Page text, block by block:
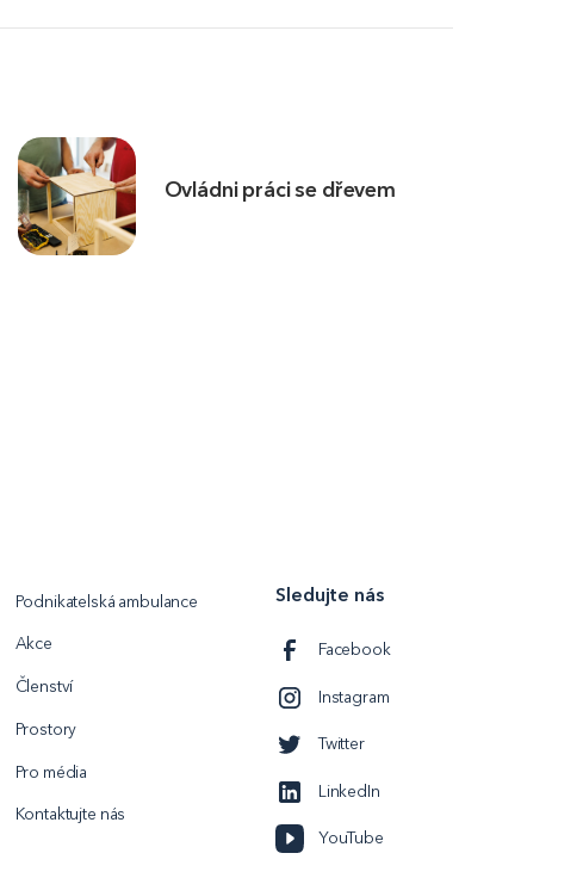
Ovládni práci se dřevem
Podnikatelská ambulance
Akce
Členství
Prostory
Pro média
Kontaktujte nás
Sledujte nás
Facebook
Instagram
Twitter
LinkedIn
YouTube